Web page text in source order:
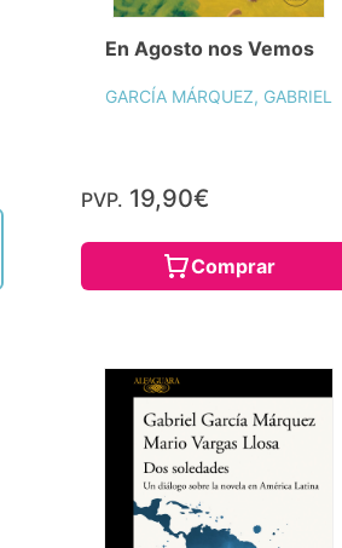
En Agosto nos Vemos
GARCÍA MÁRQUEZ, GABRIEL
PVP. 19,90€
Comprar